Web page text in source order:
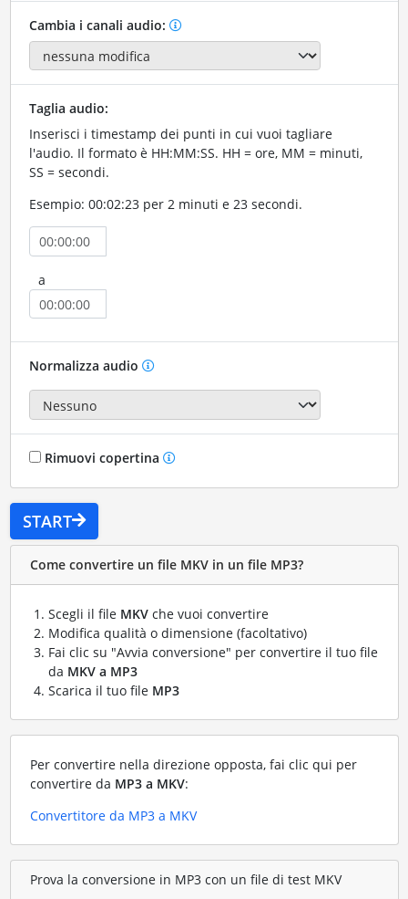
Cambia i canali audio:
Taglia audio:
Inserisci i timestamp dei punti in cui vuoi tagliare
l'audio. Il formato è HH:MM:SS. HH = ore, MM = minuti,
SS = secondi.
Esempio: 00:02:23 per 2 minuti e 23 secondi.
a
Normalizza audio
Rimuovi copertina
START
Come convertire un file MKV in un file MP3?
Scegli il file MKVche vuoi convertire
Modifica qualità o dimensione (facoltativo)
Fai clic su "Avvia conversione" per convertire il tuo file
da MKV a MP3
Scarica il tuo file MP3
Per convertire nella direzione opposta, fai clic qui per
convertire da MP3 a MKV:
Convertitore da MP3 a MKV
Prova la conversione in MP3 con un file di test MKV